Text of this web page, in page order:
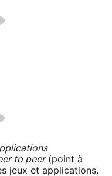
to peer(point à
jeux et applications.